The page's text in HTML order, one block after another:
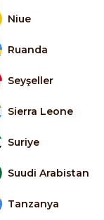
Niue
Ruanda
Seyşeller
Sierra Leone
Suriye
Suudi Arabistan
Tanzanya